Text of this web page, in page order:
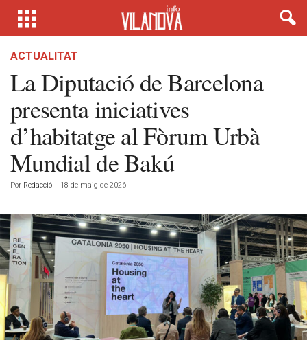
ACTUALITAT
La Diputació de Barcelona
presenta iniciatives
d’habitatge al Fòrum Urbà
Mundial de Bakú
Por Redacció - 18 de maig de 2026